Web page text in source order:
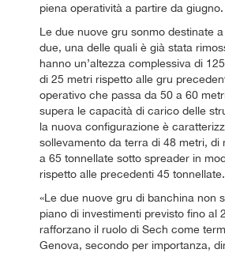
piena operatività a partire da giugno.
Le due nuove gru sonmo destinate
due, una delle quali è già stata
hanno un’altezza complessiva di
di 25 metri rispetto alle gru
operativo che passa da 50 a 60
supera le capacità di carico delle
la nuova configurazione è
sollevamento da terra di 48 metri, di
a 65 tonnellate sotto spreader in
rispetto alle precedenti 45 tonnellate.
«Le due nuove gru di banchina non
piano di investimenti previsto fino al
rafforzano il ruolo di Sech come
Genova, secondo per importanza,